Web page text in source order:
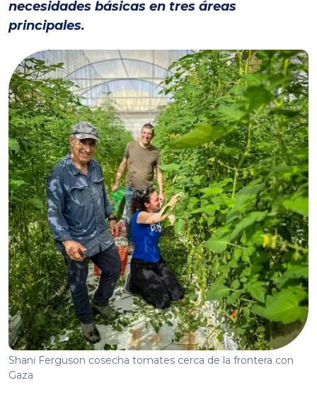
necesidades básicas en tres áreas
principales.
Shani Ferguson cosecha tomates cerca de la frontera con
Gaza